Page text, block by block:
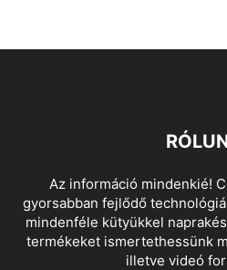
Az információ mindenkié!
gyorsabban fejlődő
mindenféle kütyükkel
termékeket ismertethessünk
illetve videó